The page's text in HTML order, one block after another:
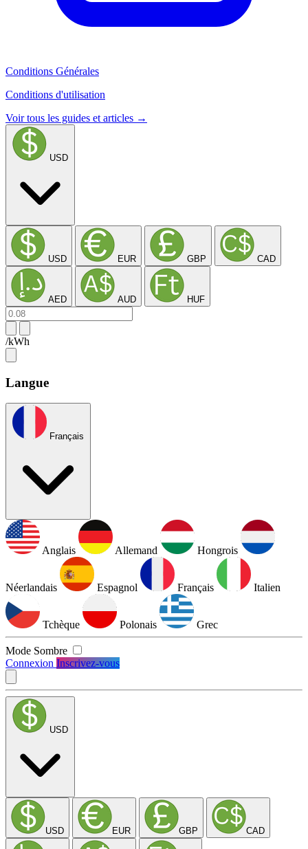
Conditions Générales
Conditions d'utilisation
Voir tous les guides et articles →
USD
USD EUR GBP CAD
AED AUD HUF
/kWh
Langue
Français
Anglais Allemand Hongrois
Néerlandais Espagnol Français Italien
Tchèque Polonais Grec
Mode Sombre
Connexion Inscrivez-vous
USD
USD EUR GBP CAD